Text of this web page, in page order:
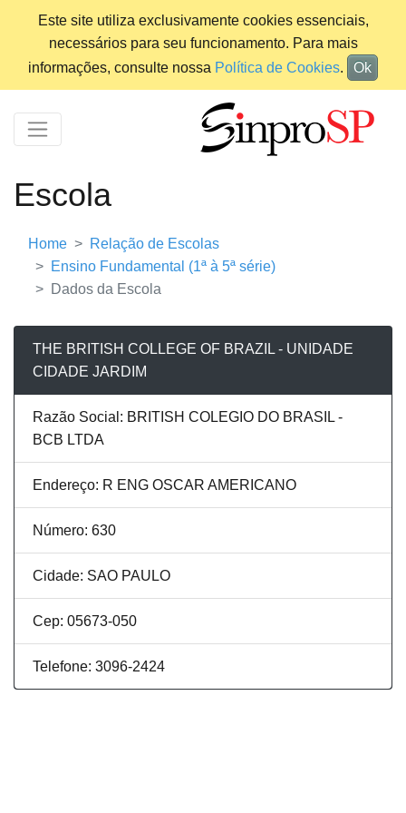
Este site utiliza exclusivamente cookies essenciais,
necessários para seu funcionamento. Para mais
informações, consulte nossa Política de Cookies. Ok
Escola
Home
Relação de Escolas
Ensino Fundamental (1ª à 5ª série)
Dados da Escola
THE BRITISH COLLEGE OF BRAZIL - UNIDADE
CIDADE JARDIM
Razão Social: BRITISH COLEGIO DO BRASIL -
BCB LTDA
Endereço: R ENG OSCAR AMERICANO
Número: 630
Cidade: SAO PAULO
Cep: 05673-050
Telefone: 3096-2424